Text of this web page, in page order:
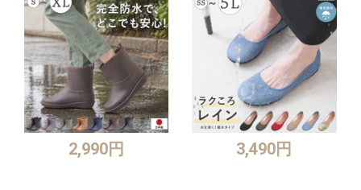
2,990円 3,490円